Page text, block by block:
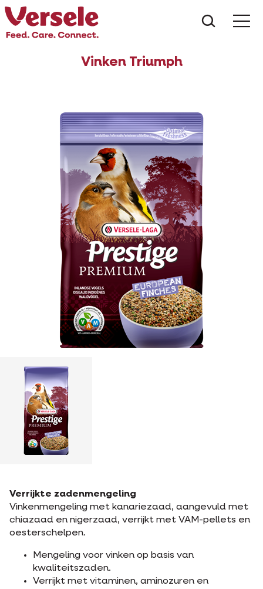
Vinken Triumph
Verrijkte zadenmengeling
Vinkenmengeling met kanariezaad, aangevuld met
chiazaad en nigerzaad, verrijkt met VAM-pellets en
oesterschelpen.
Mengeling voor vinken op basis van
kwaliteitszaden.
Verrijkt met vitaminen, aminozuren en